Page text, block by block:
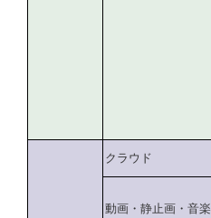
クラウド
動画・静止画・音楽